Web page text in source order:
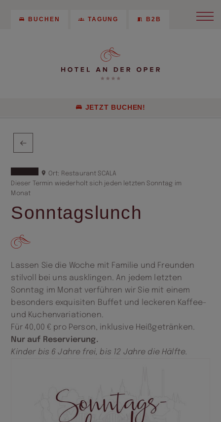
BUCHEN TAGUNG B2B
JETZT BUCHEN!
Ort: Restaurant SCALA
Dieser Termin wiederholt sich jeden letzten Sonntag im
Monat
Sonntagslunch
Lassen Sie die Woche mit Familie und Freunden
stilvoll bei uns ausklingen. An jedem letzten
Sonntag im Monat verführen wir Sie mit einem
besonders exquisiten Buffet und leckeren Kaffee-
und Kuchenvariationen.
Für 40,00 € pro Person, inklusive Heißgetränken.
Nur auf Reservierung.
Kinder bis 6 Jahre frei, bis 12 Jahre die Hälfte.